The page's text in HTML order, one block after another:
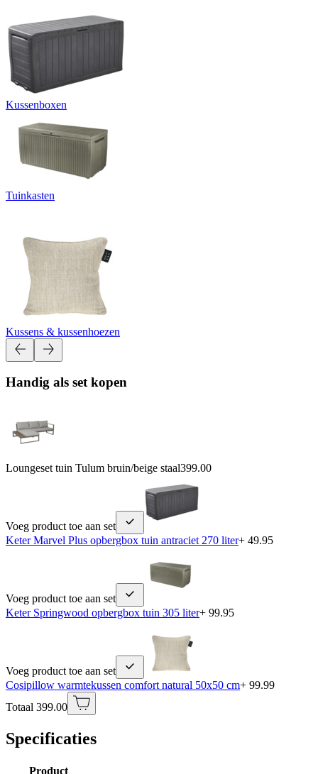
Kussenboxen
Tuinkasten
Kussens & kussenhoezen
Handig als set kopen
Loungeset tuin Tulum bruin/beige staal399.00
Voeg product toe aan set
Keter Marvel Plus opbergbox tuin antraciet 270 liter+ 49.95
Voeg product toe aan set
Keter Springwood opbergbox tuin 305 liter+ 99.95
Voeg product toe aan set
Cosipillow warmtekussen comfort natural 50x50 cm+ 99.99
Totaal 399.00
Specificaties
Product